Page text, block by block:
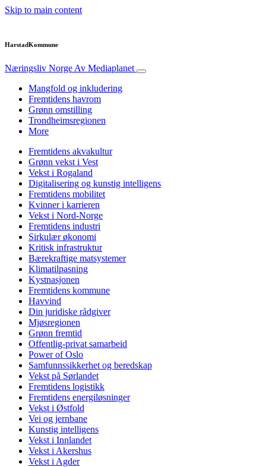
Skip to main content
HarstadKommune
Næringsliv Norge Av Mediaplanet
Mangfold og inkludering
Fremtidens havrom
Grønn omstilling
Trondheimsregionen
More
Fremtidens akvakultur
Grønn vekst i Vest
Vekst i Rogaland
Digitalisering og kunstig intelligens
Fremtidens mobilitet
Kvinner i karrieren
Vekst i Nord-Norge
Fremtidens industri
Sirkulær økonomi
Kritisk infrastruktur
Bærekraftige matsystemer
Klimatilpasning
Kystnasjonen
Fremtidens kommune
Havvind
Din juridiske rådgiver
Mjøsregionen
Grønn fremtid
Offentlig-privat samarbeid
Power of Oslo
Samfunnssikkerhet og beredskap
Vekst på Sørlandet
Fremtidens logistikk
Fremtidens energiløsninger
Vekst i Østfold
Vei og jernbane
Kunstig intelligens
Vekst i Innlandet
Vekst i Akershus
Vekst i Agder